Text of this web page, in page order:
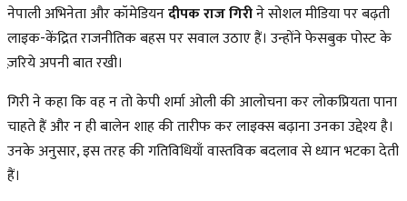
नेपाली अभिनेता और कॉमेडियनदीपक राज गिरीने सोशल मीडिया पर बढ़ती
लाइक-केंद्रित राजनीतिक बहस पर सवाल उठाए हैं। उन्होंने फेसबुक पोस्ट के
ज़रिये अपनी बात रखी।
गिरी ने कहा कि वह न तो केपी शर्मा ओली की आलोचना कर लोकप्रियता पाना
चाहते हैं और न ही बालेन शाह की तारीफ कर लाइक्स बढ़ाना उनका उद्देश्य है।
उनके अनुसार, इस तरह की गतिविधियाँ वास्तविक बदलाव से ध्यान भटका देती
हैं।